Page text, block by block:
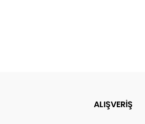
ALIŞVERİŞ